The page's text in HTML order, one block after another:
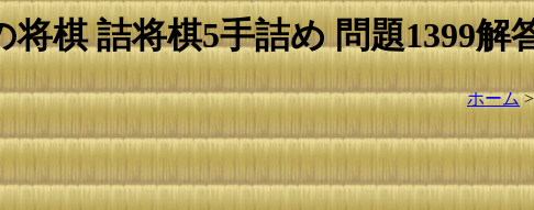
将棋 詰将棋5手詰め 問題1399解
ホーム